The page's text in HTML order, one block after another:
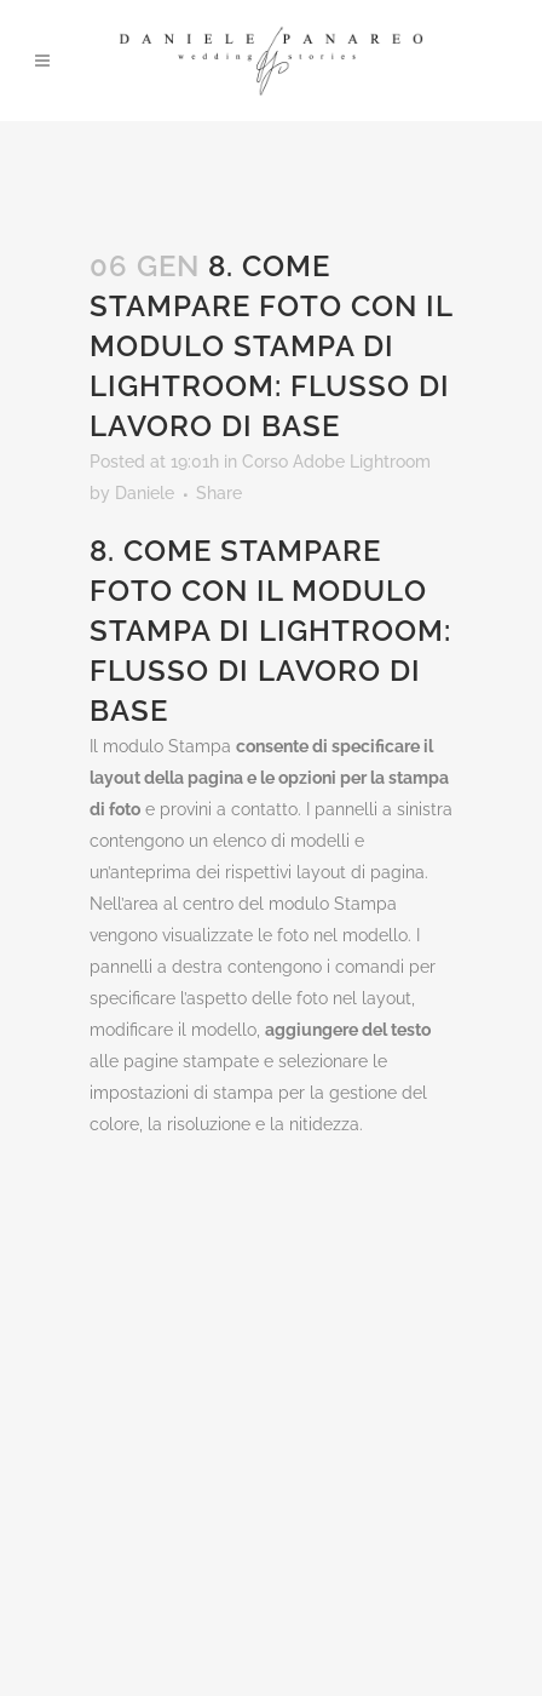
06 GEN 8. COME
STAMPARE FOTO CON IL
MODULO STAMPA DI
LIGHTROOM: FLUSSO DI
LAVORO DI BASE
Posted at 19:01h in Corso Adobe Lightroom
by Daniele Share
8. COME STAMPARE
FOTO CON IL MODULO
STAMPA DI LIGHTROOM:
FLUSSO DI LAVORO DI
BASE
Il modulo Stampa consente di specificare il
layout della pagina e le opzioni per la stampa
di foto e provini a contatto. I pannelli a sinistra
contengono un elenco di modelli e
un’anteprima dei rispettivi layout di pagina.
Nell’area al centro del modulo Stampa
vengono visualizzate le foto nel modello. I
pannelli a destra contengono i comandi per
specificare l’aspetto delle foto nel layout,
modificare il modello, aggiungere del testo
alle pagine stampate e selezionare le
impostazioni di stampa per la gestione del
colore, la risoluzione e la nitidezza.